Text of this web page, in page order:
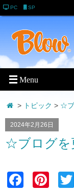
PC SP
> トピック > ☆
2024年2月26日
☆ブログを
Faceb Pinter